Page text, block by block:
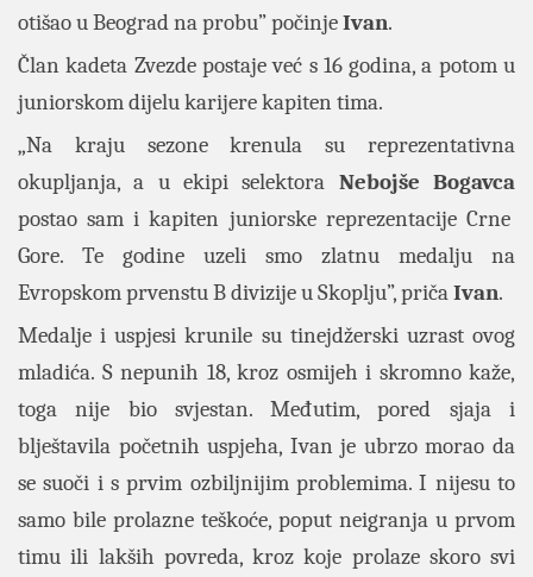
otišao u Beograd na probu” počinjeIvan.
Član kadeta Zvezde postaje već s 16 godina, a potom u
juniorskom dijelu karijere kapiten tima.
„Na kraju sezone krenula su reprezentativna
okupljanja, a u ekipi selektora Nebojše Bogavca
postao sam i kapiten juniorske reprezentacije Crne
Gore. Te godine uzeli smo zlatnu medalju na
Evropskom prvenstu B divizije u Skoplju”, pričaIvan.
Medalje i uspjesi krunile su tinejdžerski uzrast ovog
mladića. S nepunih 18, kroz osmijeh i skromno kaže,
toga nije bio svjestan. Međutim, pored sjaja i
blještavila početnih uspjeha, Ivan je ubrzo morao da
se suoči i s prvim ozbiljnijim problemima. I nijesu to
samo bile prolazne teškoće, poput neigranja u prvom
timu ili lakših povreda, kroz koje prolaze skoro svi